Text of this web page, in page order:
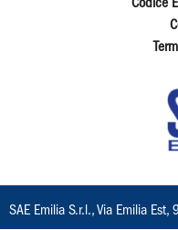
Codice
SAE Emilia S.r.l., Via Emilia